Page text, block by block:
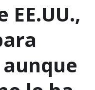
EE.UU.,